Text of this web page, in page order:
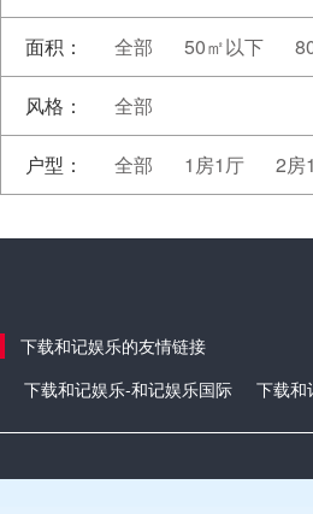
面积： 全部 50㎡以下
风格： 全部
户型： 全部 1房1厅 2房
下载和记娱乐的友情链接
下载和记娱乐-和记娱乐国际
下载和